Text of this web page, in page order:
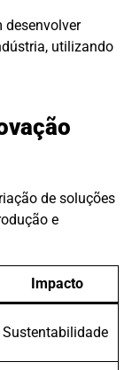
desenvolver
utilizando
de soluções
e
Impacto
Sustentabilidade